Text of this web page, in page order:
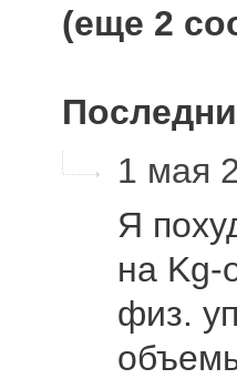
(еще 2
1 мая
Я
на Kg-
физ.